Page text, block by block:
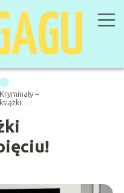
Kryminały –
książki